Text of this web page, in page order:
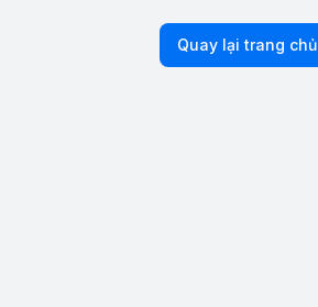
Quay lại trang chủ